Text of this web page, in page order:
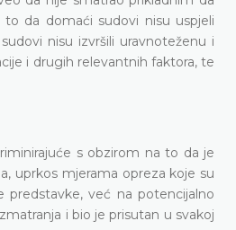
da domaći sudovi nisu uspjeli
nisu izvršili uravnoteženu i
i drugih relevantnih faktora, te
s obzirom na to da je
uprkos mjerama opreza koje su
predstavke, već na potencijalno
i bio je prisutan u svakoj